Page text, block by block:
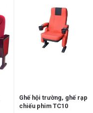
Ghế hội trường, ghế rạp
chiếu phim TC10